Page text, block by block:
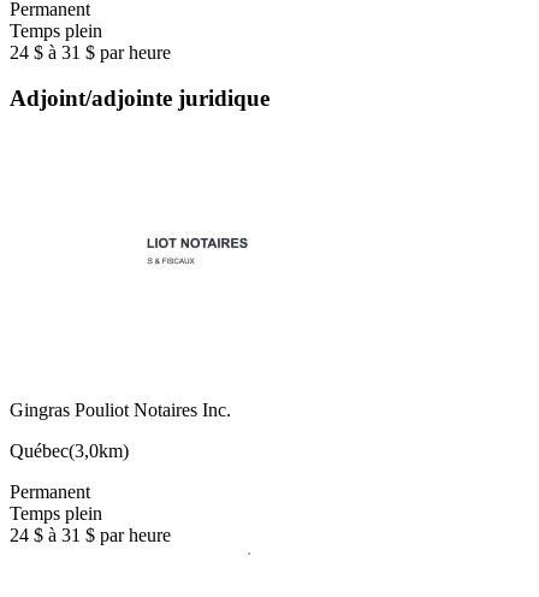
Permanent
Temps plein
24 $ à 31 $ par heure
Adjoint/adjointe juridique
Gingras Pouliot Notaires Inc.
Québec(3,0km)
Permanent
Temps plein
24 $ à 31 $ par heure